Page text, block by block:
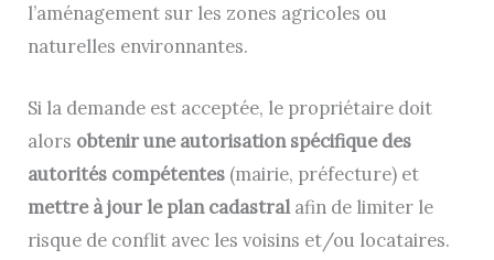
l’aménagement sur les zones agricoles ou
naturelles environnantes.
Si la demande est acceptée, le propriétaire doit
alors obtenir une autorisation spécifique des
autorités compétentes (mairie, préfecture) et
mettre à jour le plan cadastralafin de limiter le
risque de conflit avec les voisins et/ou locataires.